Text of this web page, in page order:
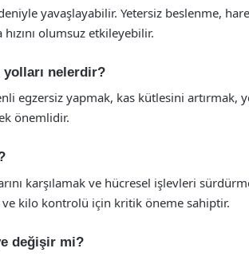
yavaşlayabilir. Yetersiz beslenme,
olumsuz etkileyebilir.
yolları nelerdir?
egzersiz yapmak, kas kütlesini artırmak,
önemlidir.
karşılamak ve hücresel işlevleri
ve kilo kontrolü için kritik öneme sahiptir.
değişir mi?